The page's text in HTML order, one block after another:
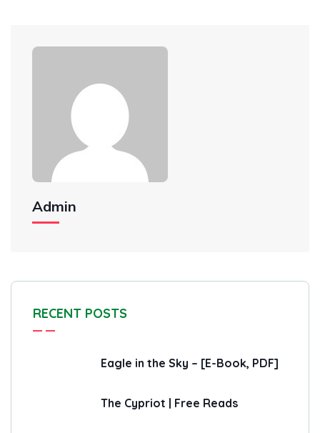
Admin
RECENT POSTS
Eagle in the Sky – [E-Book, PDF]
The Cypriot | Free Reads